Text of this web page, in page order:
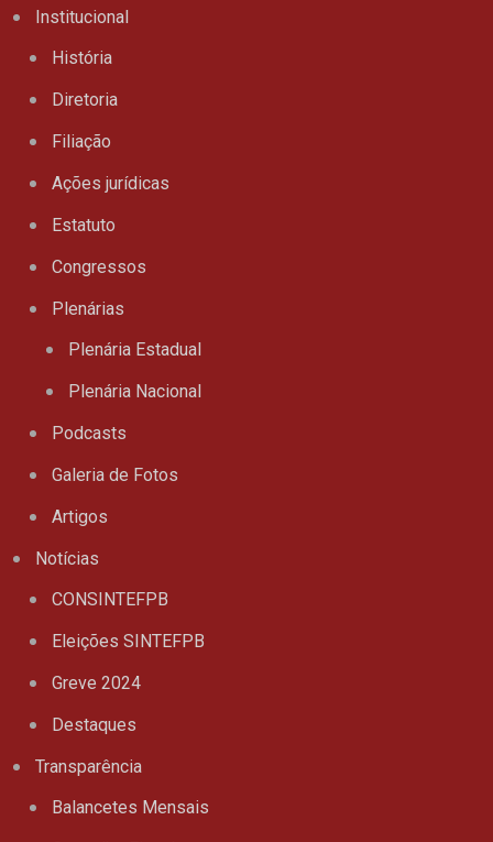
Institucional
História
Diretoria
Filiação
Ações jurídicas
Estatuto
Congressos
Plenárias
Plenária Estadual
Plenária Nacional
Podcasts
Galeria de Fotos
Artigos
Notícias
CONSINTEFPB
Eleições SINTEFPB
Greve 2024
Destaques
Transparência
Balancetes Mensais